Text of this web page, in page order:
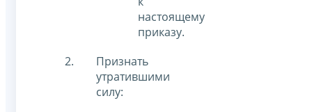
настоящему
приказу.
Признать
утратившими
силу: